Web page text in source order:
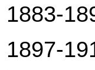
1883-
1897-